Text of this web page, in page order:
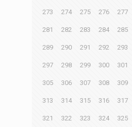
273 274 275 276 277
281 282 283 284 285
289 290 291 292 293
297 298 299 300 301
305 306 307 308 309
313 314 315 316 317
321 322 323 324 325